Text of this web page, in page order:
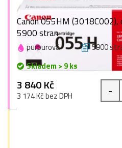
Canon 055HM (3018C002),
5900 stran
purpurová 5900
Skladem > 9 ks
3 840 Kč
3 174 Kč bez DPH -